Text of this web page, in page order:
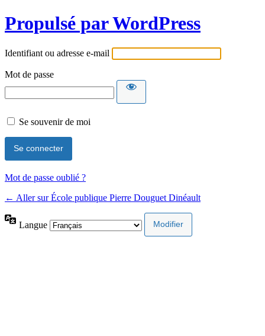
Propulsé par WordPress
Identifiant ou adresse e-mail
Mot de passe
Se souvenir de moi
Mot de passe oublié ?
← Aller sur École publique Pierre Douguet Dinéault
Langue